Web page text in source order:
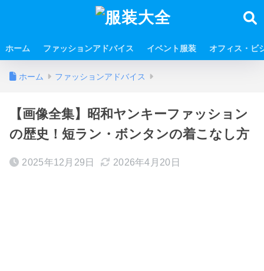
ホーム ファッションアドバイス イベント服装 オフィス・ビ
ホーム ファッションアドバイス
【画像全集】昭和ヤンキーファッション
の歴史！短ラン・ボンタンの着こなし方
2025年12月29日 2026年4月20日